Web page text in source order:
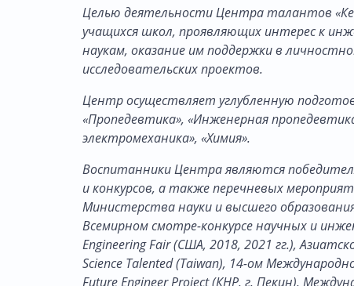
Целью деятельности Центра талантов
учащихся школ, проявляющих интерес к
наукам, оказание им поддержки в
исследовательских проектов.
Центр осуществляет углубленную
«Пропедевтика», «Инженерная
электромеханика», «Химия».
Воспитанники Центра являются
и конкурсов, а также перечневых
Министерства науки и высшего
Всемирном смотре-конкурсе научных и
Engineering Fair (США, 2018, 2021 гг.),
Science Talented (Taiwan), 14-ом
Future Engineer Project (КНР, г. Пекин),